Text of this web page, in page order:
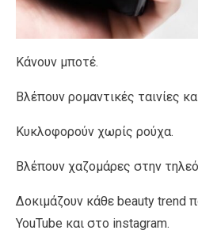
Κάνουν μποτέ.
Βλέπουν ρομαντικές ταινίες
Κυκλοφορούν χωρίς ρούχα.
Βλέπουν χαζομάρες στην
Δοκιμάζουν κάθε beauty trend
YouTube και στο instagram.